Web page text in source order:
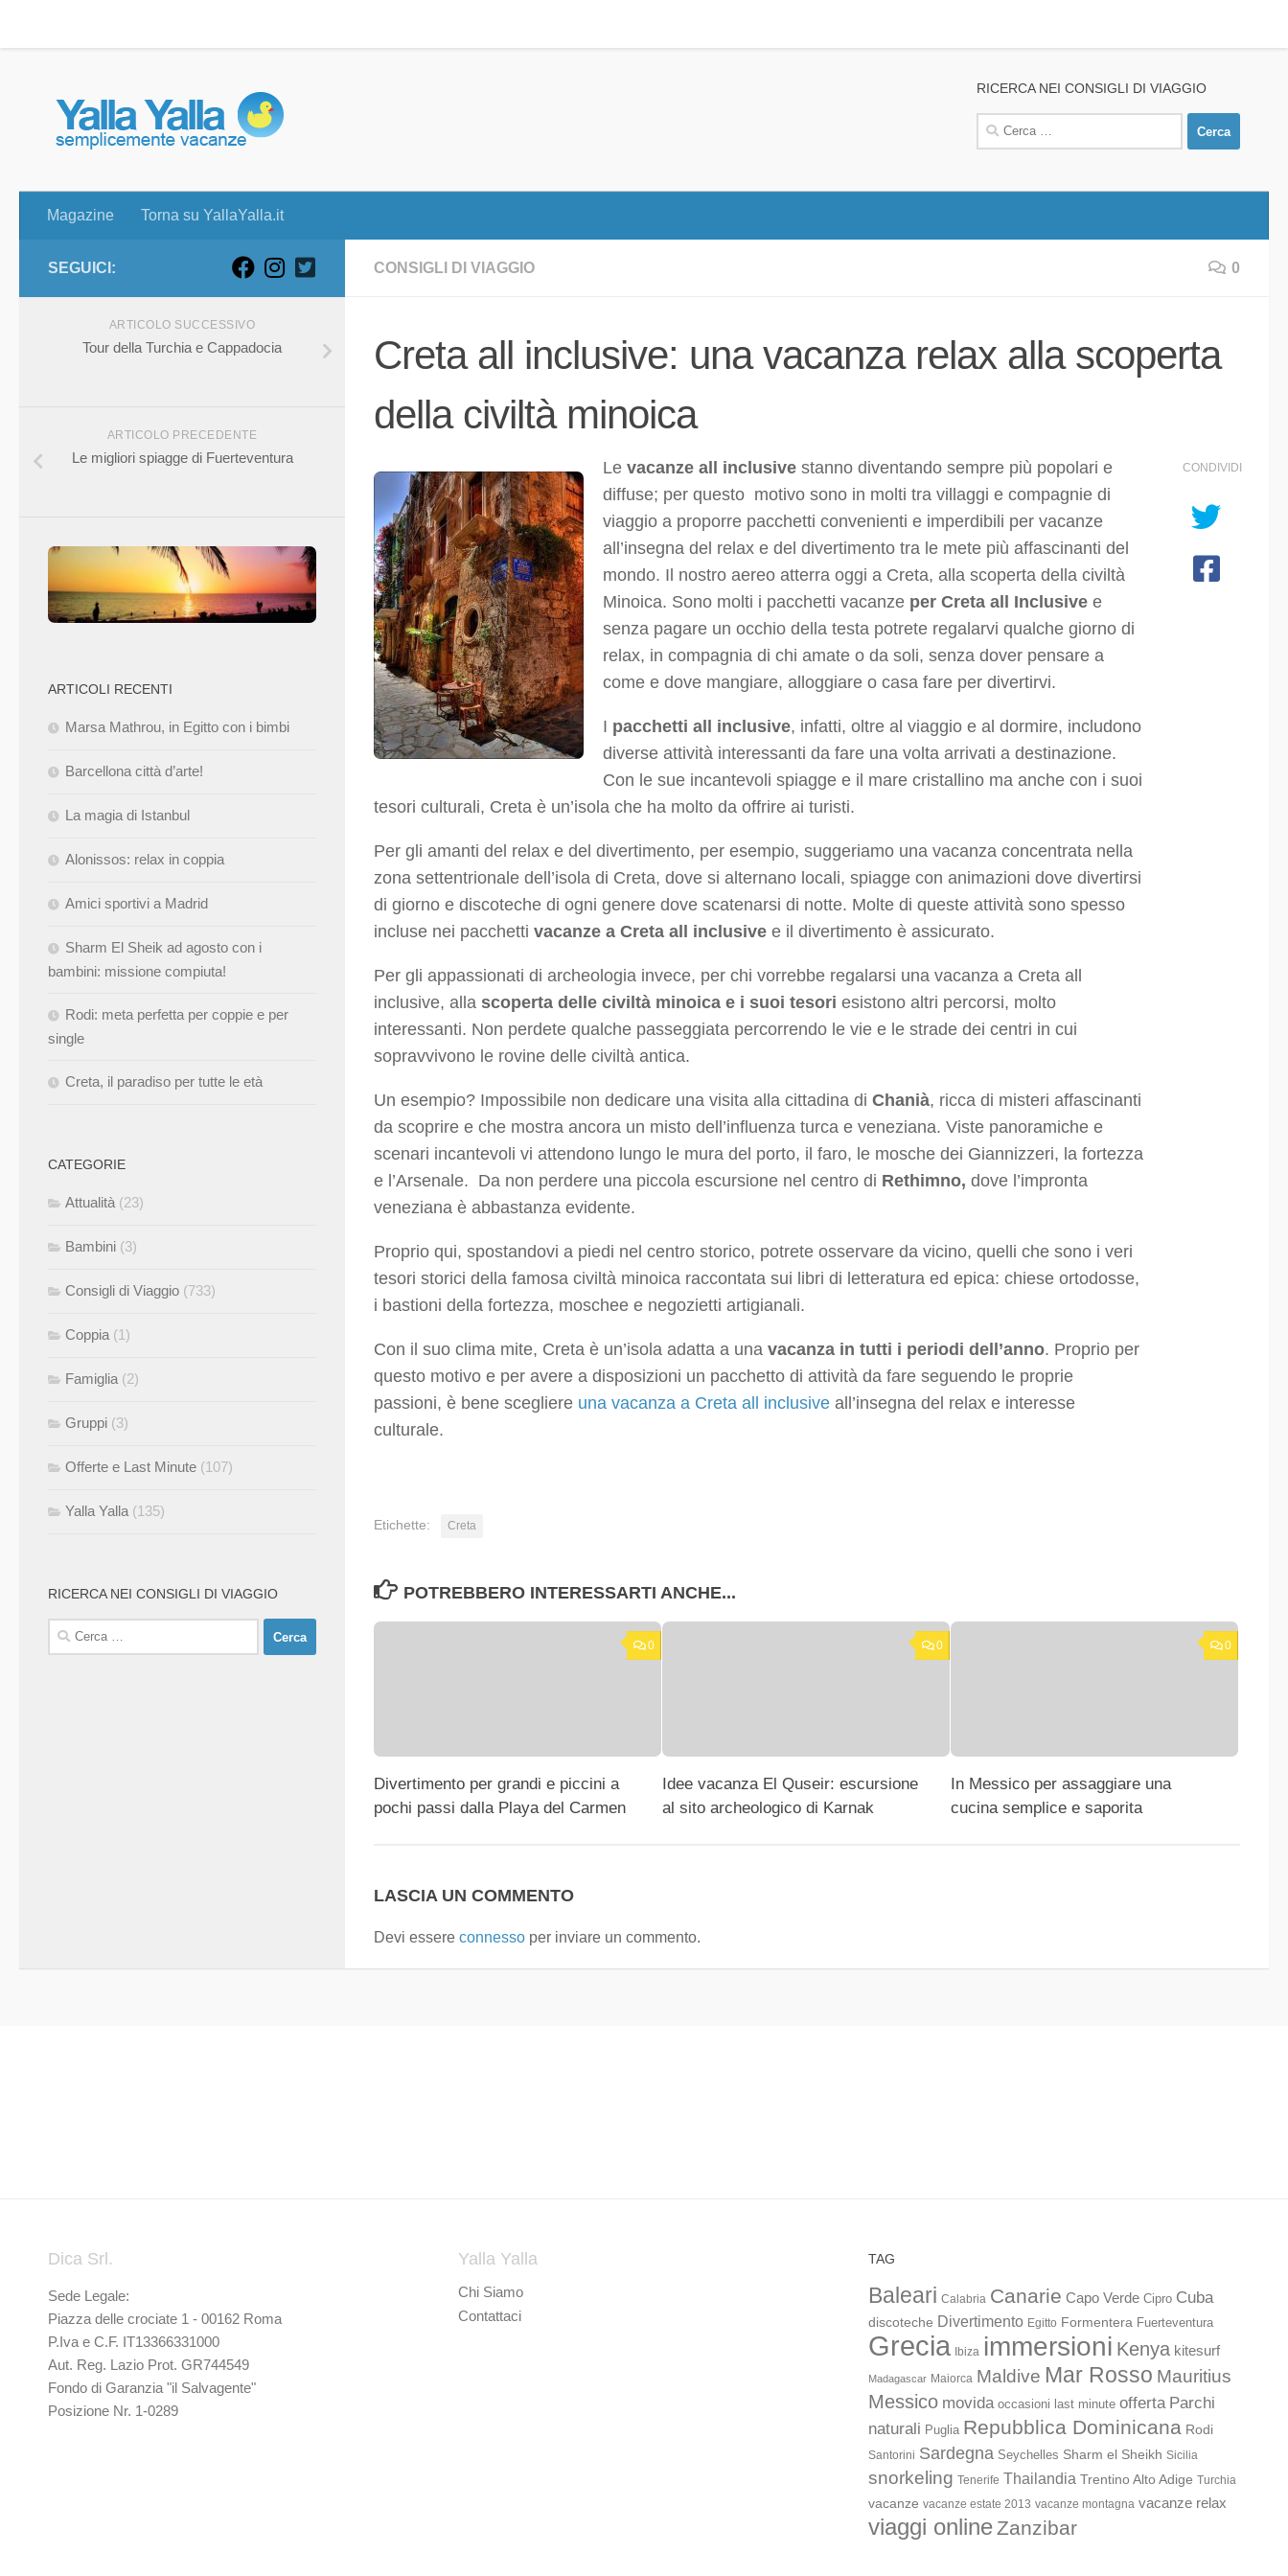
RICERCA NEI CONSIGLI DI VIAGGIO
Ricerca
per:
Magazine Torna su YallaYalla.it
CONSIGLI DI VIAGGIO 0
Creta all inclusive: una vacanza relax alla scoperta
della civiltà minoica
Le vacanze all inclusive stanno diventando sempre più popolari e
diffuse; per questo motivo sono in molti tra villaggi e compagnie di
viaggio a proporre pacchetti convenienti e imperdibili per vacanze
all’insegna del relax e del divertimento tra le mete più affascinanti del
mondo. Il nostro aereo atterra oggi a Creta, alla scoperta della civiltà
Minoica. Sono molti i pacchetti vacanze per Creta all Inclusive e
senza pagare un occhio della testa potrete regalarvi qualche giorno di
relax, in compagnia di chi amate o da soli, senza dover pensare a
come e dove mangiare, alloggiare o casa fare per divertirvi.
I pacchetti all inclusive, infatti, oltre al viaggio e al dormire, includono
diverse attività interessanti da fare una volta arrivati a destinazione.
Con le sue incantevoli spiagge e il mare cristallino ma anche con i suoi
tesori culturali, Creta è un’isola che ha molto da offrire ai turisti.
Per gli amanti del relax e del divertimento, per esempio, suggeriamo una vacanza concentrata nella
zona settentrionale dell’isola di Creta, dove si alternano locali, spiagge con animazioni dove divertirsi
di giorno e discoteche di ogni genere dove scatenarsi di notte. Molte di queste attività sono spesso
incluse nei pacchetti vacanze a Creta all inclusive e il divertimento è assicurato.
Per gli appassionati di archeologia invece, per chi vorrebbe regalarsi una vacanza a Creta all
inclusive, alla scoperta delle civiltà minoica e i suoi tesori esistono altri percorsi, molto
interessanti. Non perdete qualche passeggiata percorrendo le vie e le strade dei centri in cui
sopravvivono le rovine delle civiltà antica.
Un esempio? Impossibile non dedicare una visita alla cittadina di Chanià, ricca di misteri affascinanti
da scoprire e che mostra ancora un misto dell’influenza turca e veneziana. Viste panoramiche e
scenari incantevoli vi attendono lungo le mura del porto, il faro, le mosche dei Giannizzeri, la fortezza
e l’Arsenale. Da non perdere una piccola escursione nel centro di Rethimno, dove l’impronta
veneziana è abbastanza evidente.
Proprio qui, spostandovi a piedi nel centro storico, potrete osservare da vicino, quelli che sono i veri
tesori storici della famosa civiltà minoica raccontata sui libri di letteratura ed epica: chiese ortodosse,
i bastioni della fortezza, moschee e negozietti artigianali.
Con il suo clima mite, Creta è un’isola adatta a una vacanza in tutti i periodi dell’anno. Proprio per
questo motivo e per avere a disposizioni un pacchetto di attività da fare seguendo le proprie
passioni, è bene scegliere una vacanza a Creta all inclusive all’insegna del relax e interesse
culturale.
CONDIVIDI
Etichette: Creta
POTREBBERO INTERESSARTI ANCHE...
0
Divertimento per grandi e piccini a
pochi passi dalla Playa del Carmen
0
Idee vacanza El Quseir: escursione
al sito archeologico di Karnak
0
In Messico per assaggiare una
cucina semplice e saporita
LASCIA UN COMMENTO
Devi essere connesso per inviare un commento.
SEGUICI:
ARTICOLO SUCCESSIVO
Tour della Turchia e Cappadocia
ARTICOLO PRECEDENTE
Le migliori spiagge di Fuerteventura
ARTICOLI RECENTI
Marsa Mathrou, in Egitto con i bimbi
Barcellona città d’arte!
La magia di Istanbul
Alonissos: relax in coppia
Amici sportivi a Madrid
Sharm El Sheik ad agosto con i
bambini: missione compiuta!
Rodi: meta perfetta per coppie e per
single
Creta, il paradiso per tutte le età
CATEGORIE
Attualità (23)
Bambini (3)
Consigli di Viaggio (733)
Coppia (1)
Famiglia (2)
Gruppi (3)
Offerte e Last Minute (107)
Yalla Yalla (135)
RICERCA NEI CONSIGLI DI VIAGGIO
Ricerca
per:
Dica Srl.
Sede Legale:
Piazza delle crociate 1 - 00162 Roma
P.Iva e C.F. IT13366331000
Aut. Reg. Lazio Prot. GR744549
Fondo di Garanzia "il Salvagente"
Posizione Nr. 1-0289
Yalla Yalla
Chi Siamo
Contattaci
TAG
Baleari Calabria Canarie Capo Verde Cipro Cuba
discoteche Divertimento Egitto Formentera Fuerteventura
Grecia Ibiza immersioni Kenya kitesurf
Madagascar Maiorca Maldive Mar Rosso Mauritius
Messico movida occasioni last minute offerta Parchi
naturali Puglia Repubblica Dominicana Rodi
Santorini Sardegna Seychelles Sharm el Sheikh Sicilia
snorkeling Tenerife Thailandia Trentino Alto Adige Turchia
vacanze vacanze estate 2013 vacanze montagna vacanze relax
viaggi onlineZanzibar